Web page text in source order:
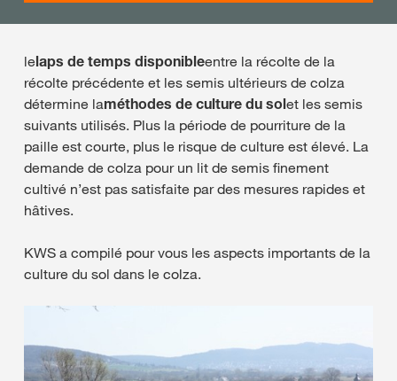
lelaps de temps disponibleentre la récolte de la
récolte précédente et les semis ultérieurs de colza
détermine laméthodes de culture du solet les semis
suivants utilisés. Plus la période de pourriture de la
paille est courte, plus le risque de culture est élevé. La
demande de colza pour un lit de semis finement
cultivé n’est pas satisfaite par des mesures rapides et
hâtives.
KWS a compilé pour vous les aspects importants de la
culture du sol dans le colza.